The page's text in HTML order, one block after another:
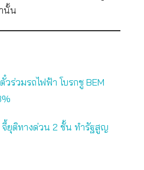
นั้น
ร่วมรถไฟฟ้า โบรกชู BEM
จี้ยุติทางด่วน 2 ชั้น ทำรัฐสูญ